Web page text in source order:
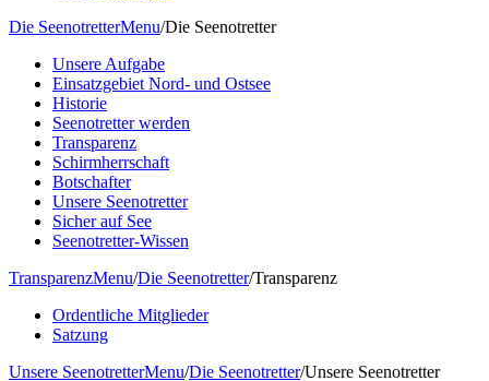
Die SeenotretterMenu/Die Seenotretter
Unsere Aufgabe
Einsatzgebiet Nord- und Ostsee
Historie
Seenotretter werden
Transparenz
Schirmherrschaft
Botschafter
Unsere Seenotretter
Sicher auf See
Seenotretter-Wissen
TransparenzMenu/Die Seenotretter/Transparenz
Ordentliche Mitglieder
Satzung
Unsere SeenotretterMenu/Die Seenotretter/Unsere Seenotretter